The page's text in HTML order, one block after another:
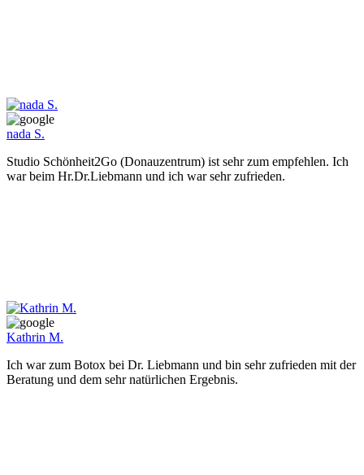
nada S.
Studio Schönheit2Go (Donauzentrum) ist sehr zum empfehlen. Ich
war beim Hr.Dr.Liebmann und ich war sehr zufrieden.
Kathrin M.
Ich war zum Botox bei Dr. Liebmann und bin sehr zufrieden mit der
Beratung und dem sehr natürlichen Ergebnis.